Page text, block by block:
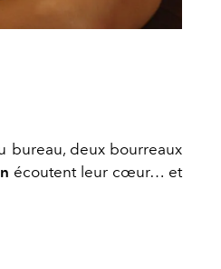
bureau, deux bourreaux
écoutent leur cœur… et